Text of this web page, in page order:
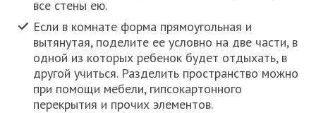
все стены ею.
Если в комнате форма прямоугольная и
вытянутая, поделите ее условно на две части, в
одной из которых ребенок будет отдыхать, в
другой учиться. Разделить пространство можно
при помощи мебели, гипсокартонного
перекрытия и прочих элементов.